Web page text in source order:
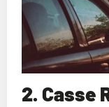
2. Casse